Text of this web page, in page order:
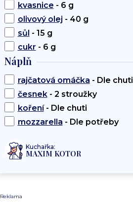
kvasnice - 6 g
olivový olej - 40 g
sůl - 15 g
cukr - 6 g
Náplň
rajčatová omáčka - Dle chuti
česnek- 2 stroužky
koření- Dle chuti
mozzarella - Dle potřeby
Kuchařka:
MAXIM KOTOR
Reklama